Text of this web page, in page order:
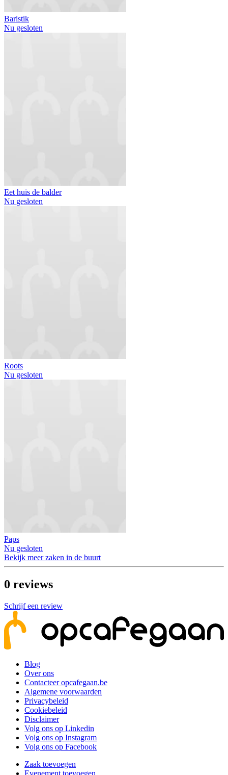
Baristik
Nu gesloten
Eet huis de balder
Nu gesloten
Roots
Nu gesloten
Paps
Nu gesloten
Bekijk meer zaken in de buurt
0 reviews
Schrijf een review
Blog
Over ons
Contacteer opcafegaan.be
Algemene voorwaarden
Privacybeleid
Cookiebeleid
Disclaimer
Volg ons op Linkedin
Volg ons op Instagram
Volg ons op Facebook
Zaak toevoegen
Evenement toevoegen